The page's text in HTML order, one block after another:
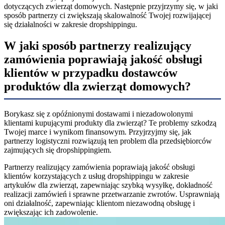
dotyczących zwierząt domowych. Następnie przyjrzymy się, w jaki
sposób partnerzy ci zwiększają skalowalność Twojej rozwijającej
się działalności w zakresie dropshippingu.
W jaki sposób partnerzy realizujący
zamówienia poprawiają jakość obsługi
klientów w przypadku dostawców
produktów dla zwierząt domowych?
Borykasz się z opóźnionymi dostawami i niezadowolonymi
klientami kupującymi produkty dla zwierząt? Te problemy szkodzą
Twojej marce i wynikom finansowym. Przyjrzyjmy się, jak
partnerzy logistyczni rozwiązują ten problem dla przedsiębiorców
zajmujących się dropshippingiem.
Partnerzy realizujący zamówienia poprawiają jakość obsługi
klientów korzystających z usług dropshippingu w zakresie
artykułów dla zwierząt, zapewniając szybką wysyłkę, dokładność
realizacji zamówień i sprawne przetwarzanie zwrotów. Usprawniają
oni działalność, zapewniając klientom niezawodną obsługę i
zwiększając ich zadowolenie.